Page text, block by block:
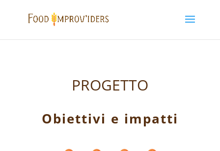
PROGETTO
Obiettivi e impatti